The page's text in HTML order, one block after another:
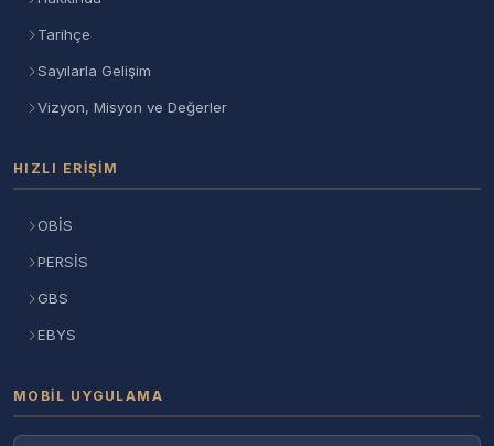
Tarihçe
Sayılarla Gelişim
Vizyon, Misyon ve Değerler
HIZLI ERIŞIM
OBİS
PERSİS
GBS
EBYS
MOBIL UYGULAMA